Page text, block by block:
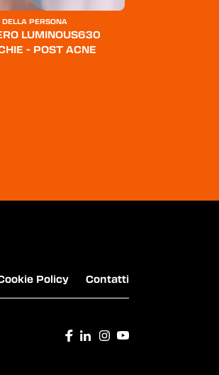
PERSONA
LUMINOUS630
- POST ACNE
Policy Contatti